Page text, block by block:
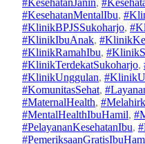
#KesehatanJanin,
#KesehatanMentalIbu,
#KlinikBPJSSukoharjo,
#KlinikIbuAnak,
#KlinikRamahIbu,
#KlinikTerdekatSukoharjo,
#KlinikUnggulan,
#KomunitasSehat,
#MaternalHealth,
#MentalHealthIbuHamil,
#PelayananKesehatanIbu,